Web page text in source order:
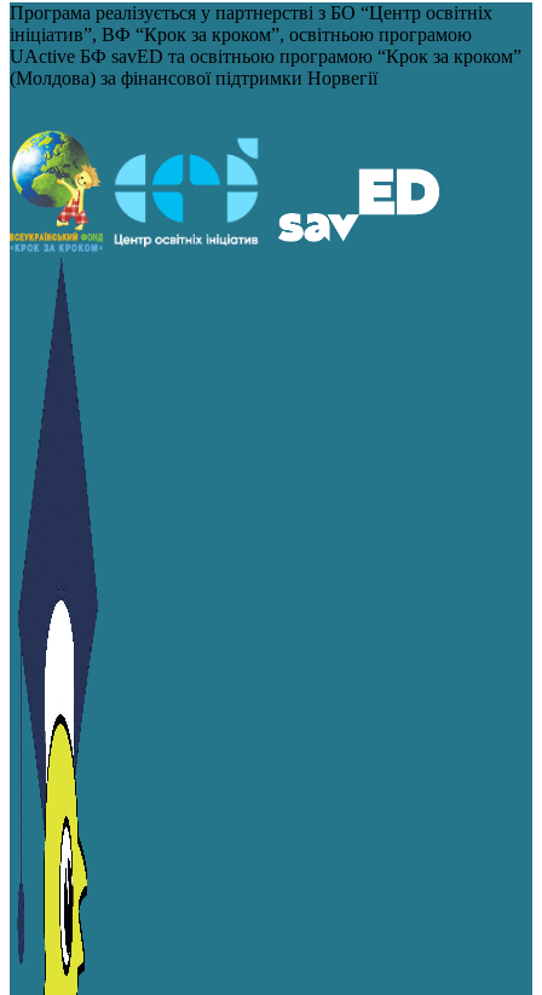
Програма реалізується у партнерстві з БО “Центр освітніх
ініціатив”, ВФ “Крок за кроком”, освітньою програмою
UActive БФ savED та освітньою програмою “Крок за кроком”
(Молдова) за фінансової підтримки Норвегії